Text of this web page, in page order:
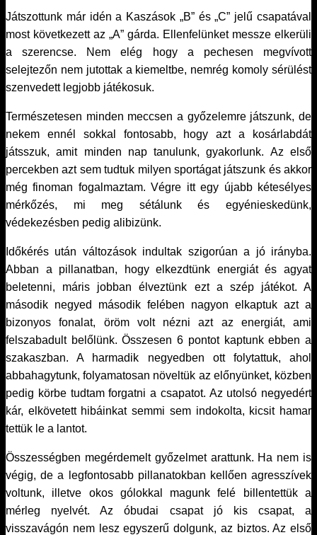
Játszottunk már idén a Kaszások „B” és „C” jelű csapatával
most következett az „A” gárda. Ellenfelünket messze elkerüli
a szerencse. Nem elég hogy a pechesen megvívott
selejtezőn nem jutottak a kiemeltbe, nemrég komoly sérülést
szenvedett legjobb játékosuk.
Természetesen minden meccsen a győzelemre játszunk, de
nekem ennél sokkal fontosabb, hogy azt a kosárlabdát
játsszuk, amit minden nap tanulunk, gyakorlunk. Az első
percekben azt sem tudtuk milyen sportágat játszunk és akkor
még finoman fogalmaztam. Végre itt egy újabb kétesélyes
mérkőzés, mi meg sétálunk és egyénieskedünk,
védekezésben pedig alibizünk.
Időkérés után változások indultak szigorúan a jó irányba.
Abban a pillanatban, hogy elkezdtünk energiát és agyat
beletenni, máris jobban élveztünk ezt a szép játékot. A
második negyed második felében nagyon elkaptuk azt a
bizonyos fonalat, öröm volt nézni azt az energiát, ami
felszabadult belőlünk. Összesen 6 pontot kaptunk ebben a
szakaszban. A harmadik negyedben ott folytattuk, ahol
abbahagytunk, folyamatosan növeltük az előnyünket, közben
pedig körbe tudtam forgatni a csapatot. Az utolsó negyedért
kár, elkövetett hibáinkat semmi sem indokolta, kicsit hamar
tettük le a lantot.
Összességben megérdemelt győzelmet arattunk. Ha nem is
végig, de a legfontosabb pillanatokban kellően agresszívek
voltunk, illetve okos gólokkal magunk felé billentettük a
mérleg nyelvét. Az óbudai csapat jó kis csapat, a
visszavágón nem lesz egyszerű dolgunk, az biztos. Az első